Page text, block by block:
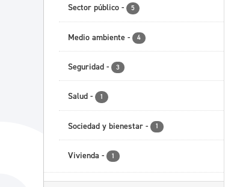
Sector público - 5
Medio ambiente - 4
Seguridad - 3
Salud - 1
Sociedad y bienestar - 1
Vivienda - 1